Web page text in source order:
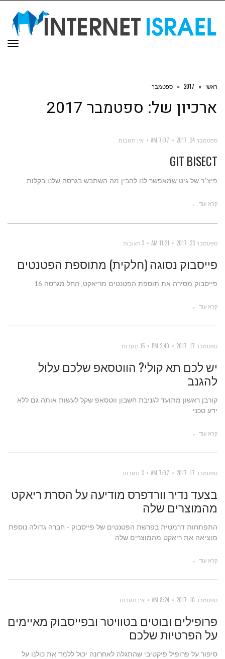
ראשי »
2017
» ספטמבר
ארכיון של: ספטמבר 2017
ספטמבר 24, 2017 7:07 AM אין תגובות
GIT BISECT
פיצ׳ר של גיט שמאפשר לנו להבין מה השתבש בגרסה שלנו בקלות
קרא עוד ←
ספטמבר 23, 2017 11:21 AM 3 תגובות
פייסבוק נסוגה (חלקית) מתוספת הפטנטים
פייסבוק מסירה את תוספת הפטנטים מריאקט, החל מגרסה 16
קרא עוד ←
ספטמבר 17, 2017 2:40 PM 15 תגובות
יש לכם תא קולי? הווטסאפ שלכם עלול
להגנב
קורבן ראשון מתועד לגניבת חשבון ווטסאפ שקל לעשות אותה גם ללא
ידע טכני
קרא עוד ←
ספטמבר 17, 2017 7:07 AM 3 תגובות
בצעד נדיר וורדפרס מודיעה על הסרת ריאקט
מהמוצרים שלה
התפתחות דרמטית בפרשת הפטנטים של פייסבוק - חברה גדולה נוספת
מוציאה את ריאקט מהמוצרים שלה
קרא עוד ←
ספטמבר 10, 2017 8:24 AM אין תגובות
פרופילים ובוטים בטוויטר ובפייסבוק מאיימים
על הפרטיות שלכם
סיפור על פרופיל פיקטיבי שהתגלה לאחרונה יכול ללמד את כולנו על